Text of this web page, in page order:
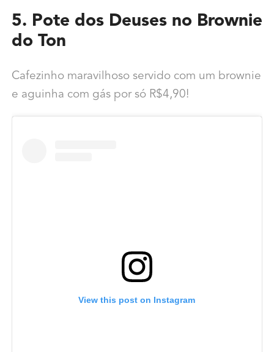
5. Pote dos Deuses no Brownie
do Ton
Cafezinho maravilhoso servido com um brownie
e aguinha com gás por só R$4,90!
View this post on Instagram